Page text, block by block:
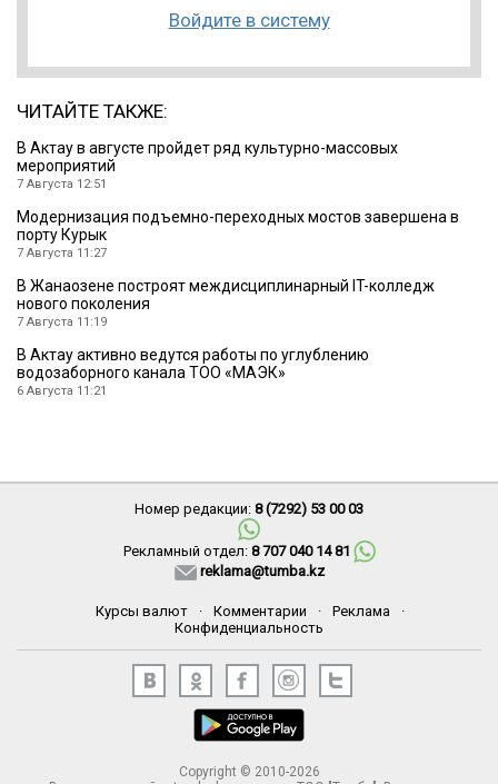
Войдите в систему
ЧИТАЙТЕ ТАКЖЕ:
В Актау в августе пройдет ряд культурно-массовых
мероприятий
7 Августа 12:51
Модернизация подъемно-переходных мостов завершена в
порту Курык
7 Августа 11:27
В Жанаозене построят междисциплинарный IT-колледж
нового поколения
7 Августа 11:19
В Актау активно ведутся работы по углублению
водозаборного канала ТОО «МАЭК»
6 Августа 11:21
Номер редакции: 8 (7292) 53 00 03
Рекламный отдел: 8 707 040 14 81
reklama@tumba.kz
Курсы валют · Комментарии · Реклама
·
Конфиденциальность
Copyright © 2010-2026